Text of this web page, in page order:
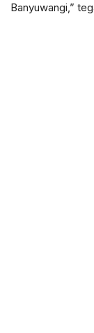
Banyuwangi,”